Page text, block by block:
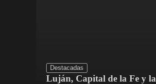
Destacadas
Luján, Capital de la Fe y la